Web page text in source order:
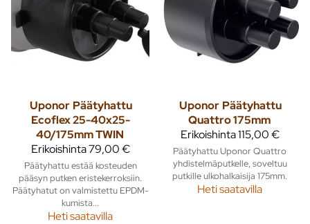
Uponor Päätyhattu
Ecoflex 25-40x25-
40/175mm TWIN
Erikoishinta79,00 €
Päätyhattu estää kosteuden
pääsyn putken eristekerroksiin.
Päätyhatut on valmistettu EPDM-
kumista...
Heti saatavilla
Uponor Päätyhattu
Quattro 175mm
Erikoishinta115,00 €
Päätyhattu Uponor Quattro
yhdistelmäputkelle, soveltuu
putkille ulkohalkaisija 175mm.
Heti saatavilla